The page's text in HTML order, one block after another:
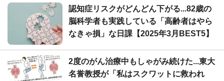
認知症リスクがどんどん下がる...82歳の
脳科学者も実践している「高齢者はやら
なきゃ損」な日課【2025年3月BEST5】
2度のがん治療中もしゃがみ続けた...東大
名誉教授が「私はスクワットに救われ